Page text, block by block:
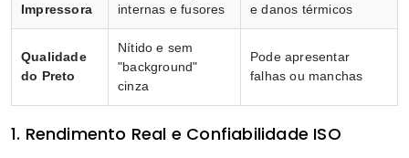
Impressora
internas e fusores
e danos térmicos
Qualidade
do Preto
Nítido e sem
"background"
cinza
Pode apresentar
falhas ou manchas
1. Rendimento Real e Confiabilidade ISO